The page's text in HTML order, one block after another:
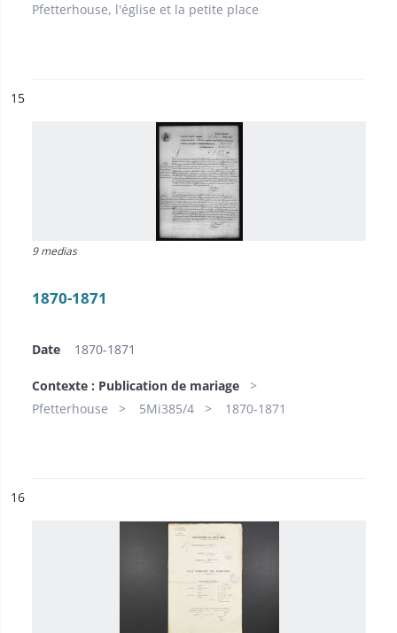
Pfetterhouse, l'église et la petite place
n°
15
9 medias
1870-1871
Date 1870-1871
Contexte : Publication de mariage
Pfetterhouse
5Mi385/4 1870-1871
n°
16